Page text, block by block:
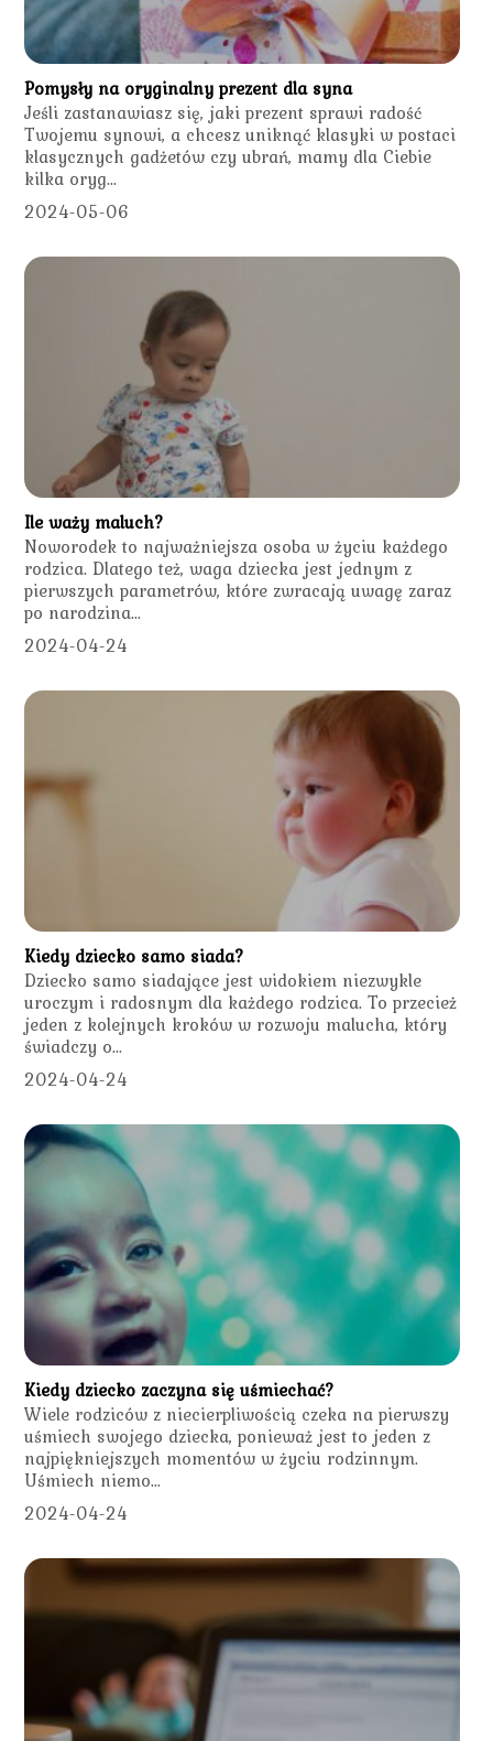
Pomysły na oryginalny prezent dla syna
Jeśli zastanawiasz się, jaki prezent sprawi radość
Twojemu synowi, a chcesz uniknąć klasyki w postaci
klasycznych gadżetów czy ubrań, mamy dla Ciebie
kilka oryg...
2024-05-06
Ile waży maluch?
Noworodek to najważniejsza osoba w życiu każdego
rodzica. Dlatego też, waga dziecka jest jednym z
pierwszych parametrów, które zwracają uwagę zaraz
po narodzina...
2024-04-24
Kiedy dziecko samo siada?
Dziecko samo siadające jest widokiem niezwykle
uroczym i radosnym dla każdego rodzica. To przecież
jeden z kolejnych kroków w rozwoju malucha, który
świadczy o...
2024-04-24
Kiedy dziecko zaczyna się uśmiechać?
Wiele rodziców z niecierpliwością czeka na pierwszy
uśmiech swojego dziecka, ponieważ jest to jeden z
najpiękniejszych momentów w życiu rodzinnym.
Uśmiech niemo...
2024-04-24